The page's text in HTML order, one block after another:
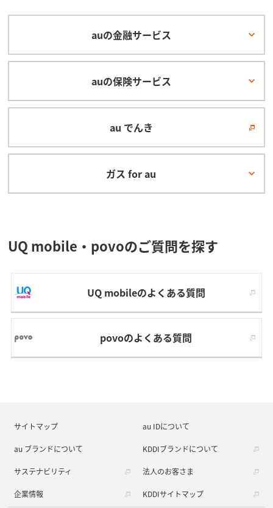
auの金融サービス
auの保険サービス
au でんき
ガス for au
UQ mobile・povoのご質問を探す
UQ mobileのよくある質問
povoのよくある質問
サイトマップ au IDについて
au ブランドについて KDDIブランドについて
サステナビリティ 法人のお客さま
企業情報 KDDIサイトマップ